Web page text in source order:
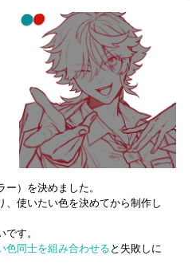
）を決めました。
、使いたい色を決めてから制作し
す。
色同士を組み合わせると失敗しに